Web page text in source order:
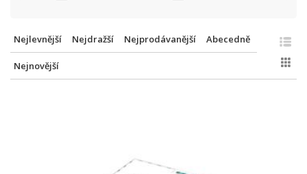
Nejlevnější Nejdražší Nejprodávanější Abecedně
Nejnovější